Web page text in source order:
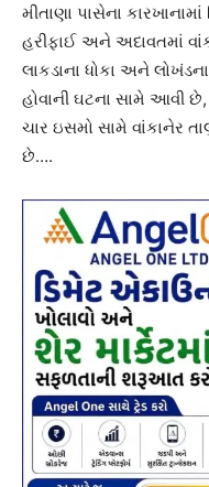
મીતાણા પાસેના
હરીફાઈ અને અદાવતમાં
લાકડાના ધોકા અને
હોવાની ઘટના સામે આવી
ચાર ઇસમો સામે વાંકાનેર
છે….